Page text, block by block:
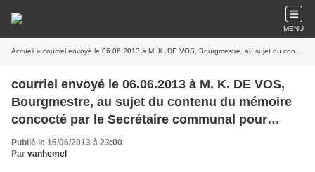
MENU
Accueil » courriel envoyé le 06.06.2013 à M. K. DE VOS, Bourgmestre, au sujet du contenu du mémoire concocté par le Secrétaire communal pour appuyer sa demande de prolongation de carrière professionnelle
courriel envoyé le 06.06.2013 à M. K. DE VOS,
Bourgmestre, au sujet du contenu du mémoire
concocté par le Secrétaire communal pour
appuyer sa demande de prolongation de
carrière professionnelle
Publié le 16/06/2013 à 23:00
Par vanhemel